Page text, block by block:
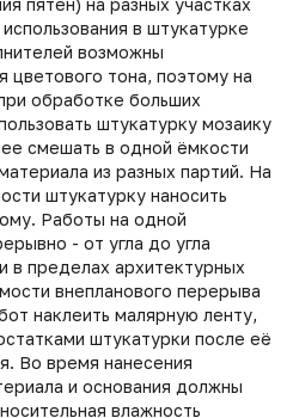
в штукатурке
возможны
цветового тона, поэтому на
обработке больших
штукатурку мозаику
смешать в одной ёмкости
из разных партий. На
штукатурку наносить
Работы на одной
- от угла до угла
в пределах архитектурных
внепланового перерыва
наклеить малярную ленту,
штукатурки после её
Во время нанесения
и основания должны
влажность